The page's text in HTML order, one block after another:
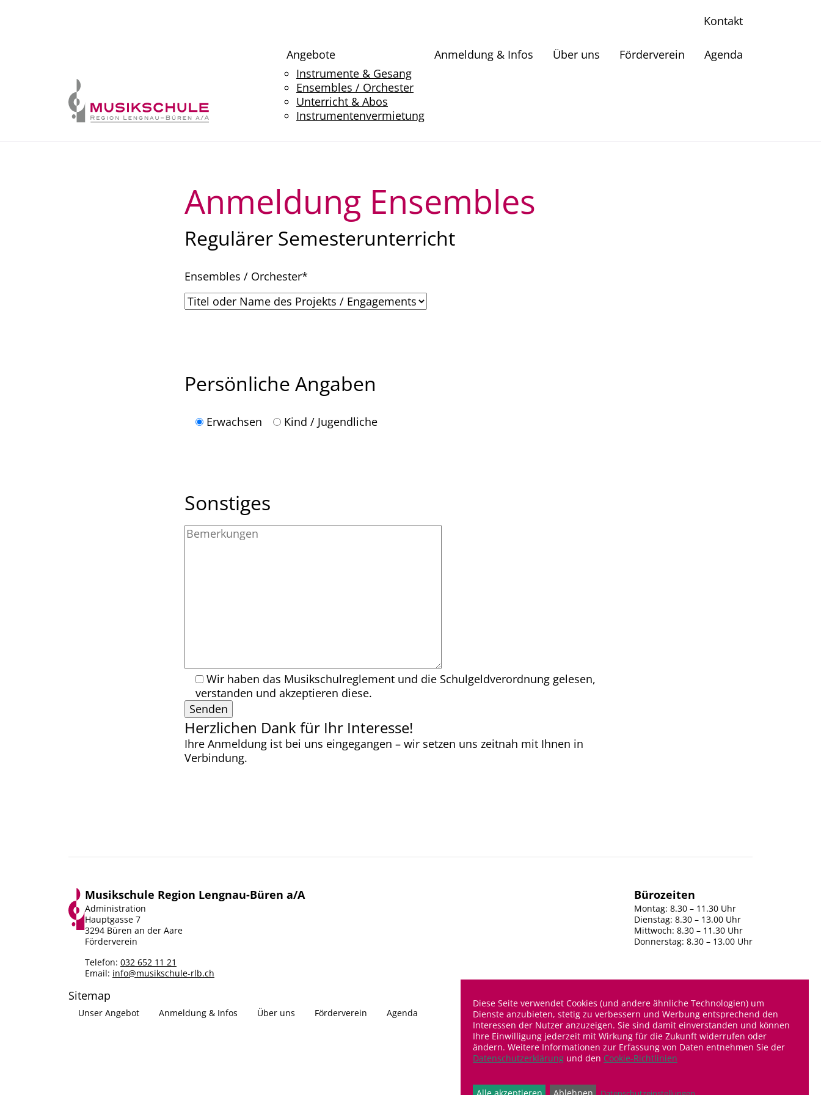
Angebote
Instrumente & Gesang
Ensembles / Orchester
Unterricht & Abos
Instrumentenvermietung
Anmeldung & Infos Über uns Förderverein Agenda
Kontakt
Anmeldung Ensembles
Regulärer Semesterunterricht
Ensembles / Orchester*
Persönliche Angaben
Erwachsen Kind / Jugendliche
Sonstiges
Wir haben das Musikschulreglement und die Schulgeldverordnung gelesen,
verstanden und akzeptieren diese.
Herzlichen Dank für Ihr Interesse!
Ihre Anmeldung ist bei uns eingegangen – wir setzen uns zeitnah mit Ihnen in
Verbindung.
Musikschule Region Lengnau-Büren a/A
Administration
Hauptgasse 7
3294 Büren an der Aare
Förderverein
Telefon: 032 652 11 21
Email: info@musikschule-rlb.ch
Bürozeiten
Montag: 8.30 – 11.30 Uhr
Dienstag: 8.30 – 13.00 Uhr
Mittwoch: 8.30 – 11.30 Uhr
Donnerstag: 8.30 – 13.00 Uhr
Sitemap
Unser Angebot Anmeldung & Infos Über uns Förderverein Agenda Impressum Consent Manager Datenschutz
Social Media
FacebookInstagram
Diese Seite verwendet Cookies (und andere ähnliche Technologien) um
Dienste anzubieten, stetig zu verbessern und Werbung entsprechend den
Interessen der Nutzer anzuzeigen. Sie sind damit einverstanden und können
Ihre Einwilligung jederzeit mit Wirkung für die Zukunft widerrufen oder
ändern. Weitere Informationen zur Erfassung von Daten entnehmen Sie der
Datenschutzerklärung und den Cookie-Richtlinien